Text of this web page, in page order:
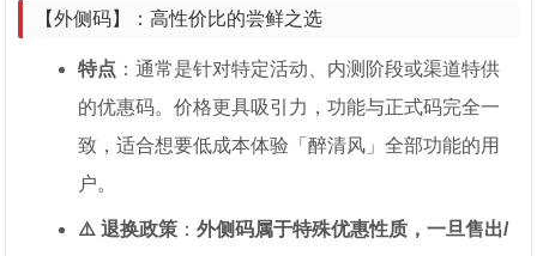
【外侧码】：高性价比的尝鲜之选
特点 ：通常是针对特定活动、内测阶段或渠道特供
的优惠码。价格更具吸引力，功能与正式码完全一
致，适合想要低成本体验「醉清风」全部功能的用
户。
⚠️ 退换政策 ：外侧码属于特殊优惠性质，一旦售出/